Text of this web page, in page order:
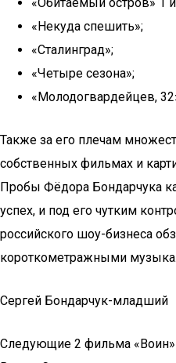
«Некуда спешить»;
«Сталинград»;
«Четыре сезона»;
«Молодогвардейцев,
Также за его плечам
собственных фильмах и
Пробы Фёдора Бондарчука
успех, и под его чутким
российского шоу-бизнеса
короткометражными
Сергей Бондарчук-младший
Следующие 2 фильма